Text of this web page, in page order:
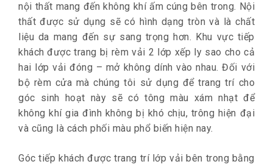
nội thất mang đến không khí ấm cúng bên trong. Nội
thất được sử dụng sẽ có hình dạng tròn và là chất
liệu da mang đến sự sang trọng hơn. Khu vực tiếp
khách được trang bị rèm vải 2 lớp xếp ly sao cho cả
hai lớp vải đóng – mở không dính vào nhau. Đối với
bộ rèm cửa mà chúng tôi sử dụng để trang trí cho
góc sinh hoạt này sẽ có tông màu xám nhạt để
không khí gia đình không bị khó chịu, trông hiện đại
và cũng là cách phối màu phổ biến hiện nay.
Góc tiếp khách được trang trí lớp vải bên trong bằng